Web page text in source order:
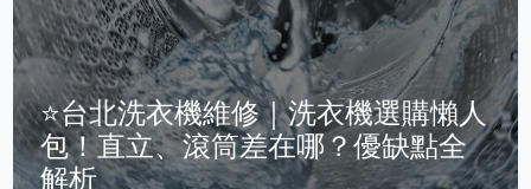
⭐台北洗衣機維修｜洗衣機選購懶人
包！直立、滾筒差在哪？優缺點全
解析